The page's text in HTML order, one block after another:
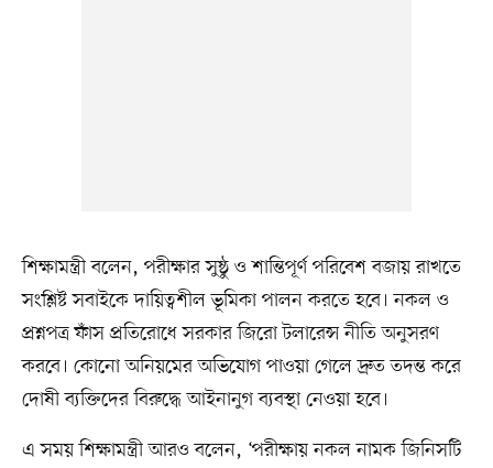
শিক্ষামন্ত্রী বলেন, পরীক্ষার সুষ্ঠু ও শান্তিপূর্ণ পরিবেশ বজায় রাখতে
সংশ্লিষ্ট সবাইকে দায়িত্বশীল ভূমিকা পালন করতে হবে। নকল ও
প্রশ্নপত্র ফাঁস প্রতিরোধে সরকার জিরো টলারেন্স নীতি অনুসরণ
করবে। কোনো অনিয়মের অভিযোগ পাওয়া গেলে দ্রুত তদন্ত করে
দোষী ব্যক্তিদের বিরুদ্ধে আইনানুগ ব্যবস্থা নেওয়া হবে।
এ সময় শিক্ষামন্ত্রী আরও বলেন, ‘পরীক্ষায় নকল নামক জিনিসটি